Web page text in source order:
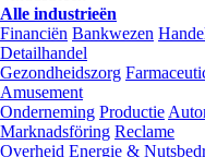
Alle industrieën
Financiën Bankwezen
Detailhandel
Gezondheidszorg
Amusement
Onderneming Productie
Marknadsföring Reclame
Overheid Energie &